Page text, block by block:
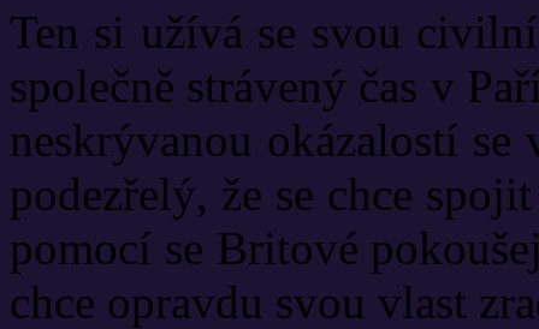
Ten si užívá se svou
společně strávený čas v
neskrývanou okázalostí
podezřelý, že se chce
pomocí se Britové
chce opravdu svou vlast